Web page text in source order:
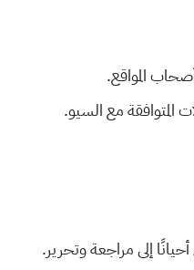
المواقع.
المتوافقة مع السيو.
إلى مراجعة وتحرير.